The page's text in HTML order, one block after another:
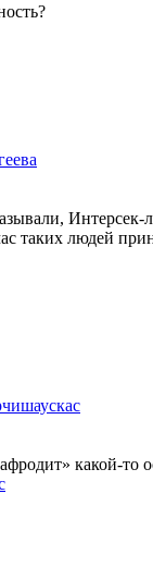
таких людей
» какой-то